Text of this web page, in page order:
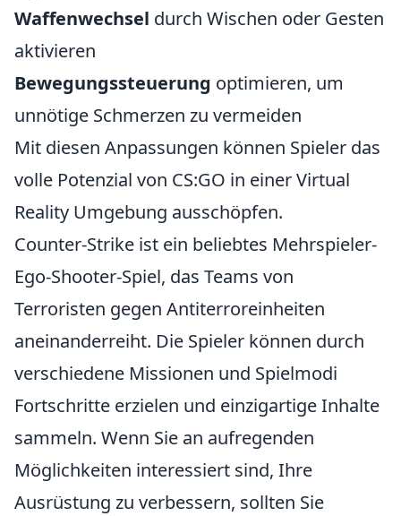
Waffenwechsel durch Wischen oder Gesten
aktivieren
Bewegungssteuerung optimieren, um
unnötige Schmerzen zu vermeiden
Mit diesen Anpassungen können Spieler das
volle Potenzial von CS:GO in einer Virtual
Reality Umgebung ausschöpfen.
Counter-Strike ist ein beliebtes Mehrspieler-
Ego-Shooter-Spiel, das Teams von
Terroristen gegen Antiterroreinheiten
aneinanderreiht. Die Spieler können durch
verschiedene Missionen und Spielmodi
Fortschritte erzielen und einzigartige Inhalte
sammeln. Wenn Sie an aufregenden
Möglichkeiten interessiert sind, Ihre
Ausrüstung zu verbessern, sollten Sie